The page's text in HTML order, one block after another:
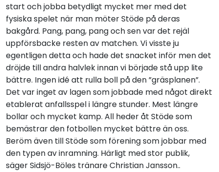
start och jobba betydligt mycket mer med det
fysiska spelet när man möter Stöde på deras
bakgård. Pang, pang, pang och sen var det rejäl
uppförsbacke resten av matchen. Vi visste ju
egentligen detta och hade det snacket inför men det
dröjde till andra halvlek innan vi började stå upp lite
bättre. Ingen idé att rulla boll på den ”gräsplanen”.
Det var inget av lagen som jobbade med något direkt
etablerat anfallsspel i längre stunder. Mest längre
bollar och mycket kamp. All heder åt Stöde som
bemästrar den fotbollen mycket bättre än oss.
Beröm även till Stöde som förening som jobbar med
den typen av inramning. Härligt med stor publik,
säger Sidsjö-Böles tränare Christian Jansson..